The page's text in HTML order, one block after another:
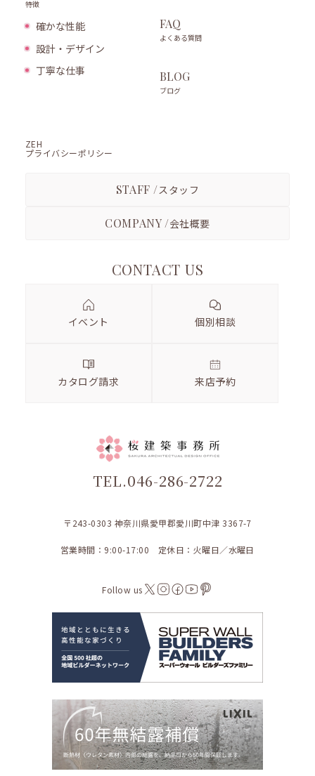
特徴
確かな性能
設計・デザイン
丁寧な仕事
FAQ
よくある質問
BLOG
ブログ
ZEH
プライバシーポリシー
STAFF /スタッフ
COMPANY /会社概要
CONTACT US
イベント 個別相談
カタログ請求 来店予約
TEL.046-286-2722
〒243-0303 神奈川県愛甲郡愛川町中津 3367-7
営業時間：9:00-17:00 定休日：火曜日／水曜日
Follow us